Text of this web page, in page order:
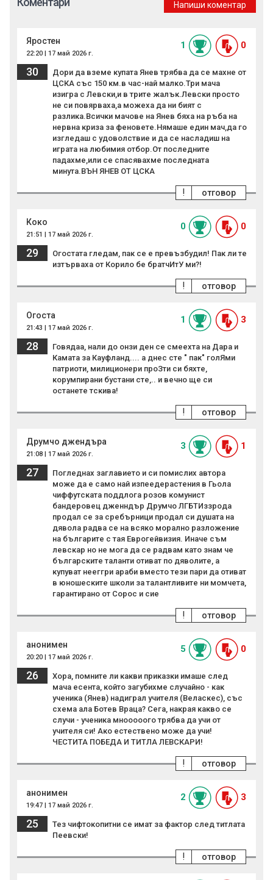
Напиши коментар
Яростен
22:20 | 17 май 2026 г.
1 0
30
Дори да вземе купата Янев трябва да се махне от
ЦСКА със 150 км.в час-най малко.Три мача
изигра с Левски,и в трите жалък.Левски просто
не си повярваха,а можеха да ни бият с
разлика.Всички мачове на Янев бяха на ръба на
нервна криза за феновете.Нямаше един мач,да го
изгледаш с удоволствие и да се насладиш на
играта на любимия отбор.От последните
падахме,или се спасявахме последната
минута.ВЪН ЯНЕВ ОТ ЦСКА
отговор
!
Коко
21:51 | 17 май 2026 г.
0 0
29
Огостата гледам, пак се е превъзбудил! Пак ли те
изтърваха от Корило бе братчИтУ ми?!
отговор
!
Огоста
21:43 | 17 май 2026 г.
1 3
28
Говядаа, нали до онзи ден се смеехта на Дара и
Камата за Кауфланд.... а днес сте " пак" голЯми
патриоти, милиционери проЗти си бяхте,
корумпирани бустани сте,.. и вечно ще си
останете тскива!
отговор
!
Друмчо джендъра
21:08 | 17 май 2026 г.
3 1
27
Погледнах заглавието и си помислих автора
може да е само най изпеедерастения в Гьола
чиффутската поддлога розов комунист
бандеровец дженндър Друмчо ЛГБТИззрода
продал се за сребърници продал си душата на
дявола радва се на всяко морално разложение
на българите с тая Еврогейвизия. Иначе съм
левскар но не мога да се радвам като знам че
българските таланти отиват по дяволите, а
купуват нееггри араби вместо тези пари да отиват
в юношеските школи за талантливите ни момчета,
гарантирано от Сорос и сие
отговор
!
анонимен
20:20 | 17 май 2026 г.
5 0
26
Хора, помните ли какви приказки имаше след
мача есента, който загубихме случайно - как
ученика (Янев) надиграл учителя (Веласкес), със
схема ала Ботев Враца? Сега, накрая какво се
случи - ученика мнооооого трябва да учи от
учителя си! Ако естествено може да учи!
ЧЕСТИТА ПОБЕДА И ТИТЛА ЛЕВСКАРИ!
отговор
!
анонимен
19:47 | 17 май 2026 г.
2 3
25
Тез чифтокопитни се имат за фактор след титлата
Пеевски!
отговор
!